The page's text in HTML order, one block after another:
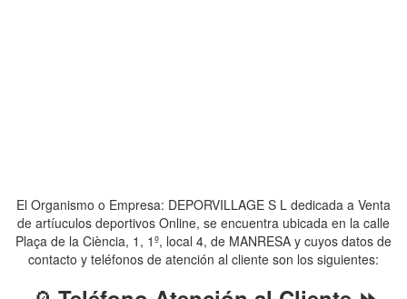
El Organismo o Empresa: DEPORVILLAGE S L dedicada a Venta
de artíuculos deportivos Online, se encuentra ubicada en la calle
Plaça de la Ciència, 1, 1º, local 4, de MANRESA y cuyos datos de
contacto y teléfonos de atención al cliente son los siguientes: